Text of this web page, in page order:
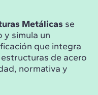
Metálicas se
y simula un
que integra
de acero
normativa y